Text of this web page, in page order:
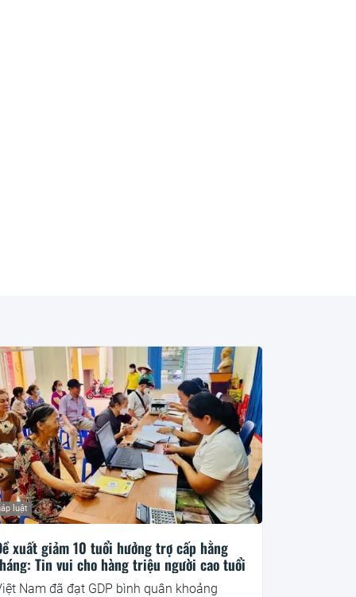
luật
xuất giảm 10 tuổi hưởng trợ cấp hằng
Tin vui cho hàng triệu người cao tuổi
Nam đã đạt GDP bình quân khoảng